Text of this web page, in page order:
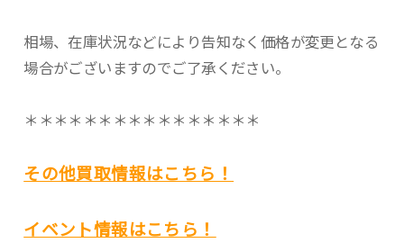
相場、在庫状況などにより告知なく価格が変更となる
場合がございますのでご了承ください。
＊＊＊＊＊＊＊＊＊＊＊＊＊＊＊＊
その他買取情報はこちら！
イベント情報はこちら！